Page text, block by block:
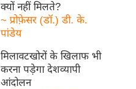
क्यों नहीं मिलते?
~ प्रोफ़ेसर (डॉ.) डी. के.
पांडेय
मिलावटखोरों के खिलाफ भी
करना पड़ेगा देशव्यापी
आंदोलन